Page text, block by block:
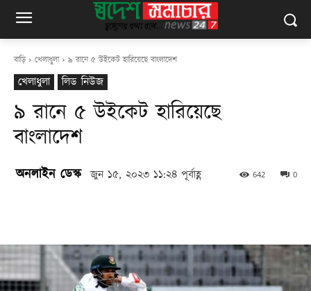
বাড়ি খেলাধুলা ৯ রানে ৫ উইকেট হারিয়েছে বাংলাদেশ
খেলাধুলা লিড নিউজ
৯ রানে ৫ উইকেট হারিয়েছে
বাংলাদেশ
অনলাইন ডেস্ক জুন ১৫, ২০২৩ ১১:২৪ পূর্বাহ্ণ 0
642